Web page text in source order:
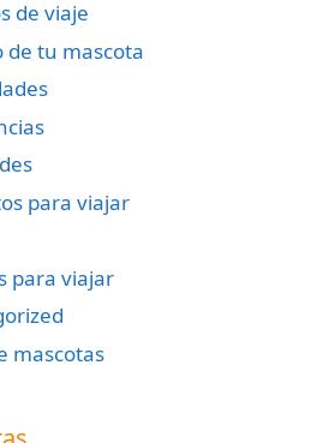
de viaje
de tu mascota
para viajar
para viajar
mascotas